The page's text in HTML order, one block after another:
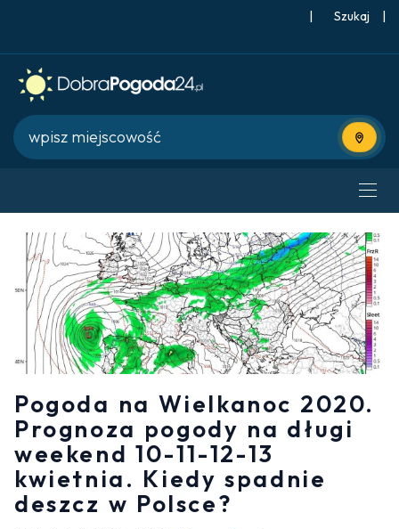
| |
Użyj
Pogoda na Wielkanoc 2020.
Prognoza pogody na długi
weekend 10-11-12-13
kwietnia. Kiedy spadnie
deszcz w Polsce?